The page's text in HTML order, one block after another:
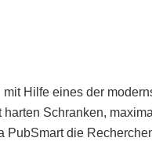
Hilfe eines der
Schranken,
die